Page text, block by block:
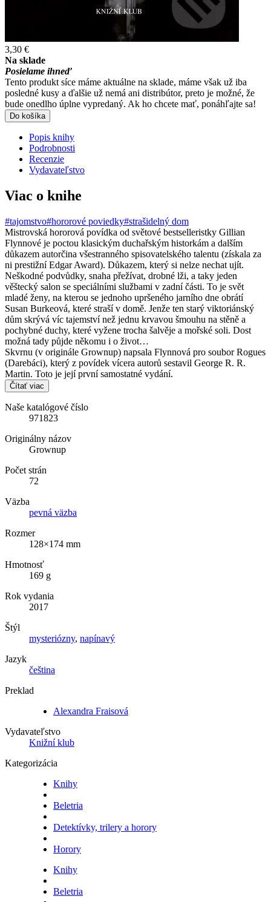
3,30 €
Na sklade
Posielame ihneď
Tento produkt síce máme aktuálne na sklade, máme však už iba
posledné kusy a ďalšie už nemá ani distribútor, preto je možné, že
bude onedlho úplne vypredaný. Ak ho chcete mať, ponáhľajte sa!
Do košíka
Popis knihy
Podrobnosti
Recenzie
Vydavateľstvo
Viac o knihe
#tajomstvo#hororové poviedky#strašidelný dom
Mistrovská hororová povídka od světové bestselleristky Gillian
Flynnové je poctou klasickým duchařským historkám a dalším
důkazem autorčina všestranného spisovatelského talentu (získala za
ni prestižní Edgar Award). Důkazem, který si nelze nechat ujít.
Neškodné podvůdky, snaha přežívat, drobné lži, a taky jeden
věštecký salon se speciálními službami v zadní části. To je svět
mladé ženy, na kterou se jednoho upršeného jarního dne obrátí
Susan Burkeová, které straší v domě. Jenže ten starý viktoriánský
dům skrývá víc tajemství než jednu krvavou šmouhu na stěně a
pochybné duchy, které vyžene trocha šalvěje a mořské soli. Dost
možná tady půjde někomu i o život…
Skvrnu (v originále Grownup) napsala Flynnová pro soubor Rogues
(Darebáci), který z povídek vícera autorů sestavil George R. R.
Martin. Toto je její první samostatné vydání.
Čítať viac
Naše katalógové číslo
971823
Originálny názov
Grownup
Počet strán
72
Väzba
pevná väzba
Rozmer
128×174 mm
Hmotnosť
169 g
Rok vydania
2017
Štýl
mysteriózny, napínavý
Jazyk
čeština
Preklad
Alexandra Fraisová
Vydavateľstvo
Knižní klub
Kategorizácia
Knihy
Beletria
Detektívky, trilery a horory
Horory
Knihy
Beletria